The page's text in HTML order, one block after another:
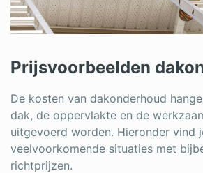
Prijsvoorbeelden
De kosten van dakonderhoud
dak, de oppervlakte en de
uitgevoerd worden. Hieronder vind
veelvoorkomende situaties met
richtprijzen.